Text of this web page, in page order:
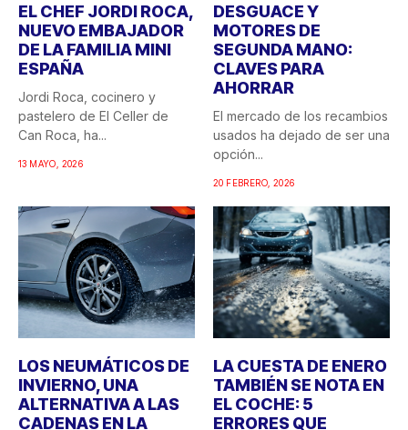
EL CHEF JORDI ROCA,
NUEVO EMBAJADOR
DE LA FAMILIA MINI
ESPAÑA
Jordi Roca, cocinero y
pastelero de El Celler de
Can Roca, ha...
13 MAYO, 2026
DESGUACE Y
MOTORES DE
SEGUNDA MANO:
CLAVES PARA
AHORRAR
El mercado de los recambios
usados ha dejado de ser una
opción...
20 FEBRERO, 2026
LOS NEUMÁTICOS DE
INVIERNO, UNA
ALTERNATIVA A LAS
CADENAS EN LA
LA CUESTA DE ENERO
TAMBIÉN SE NOTA EN
EL COCHE: 5
ERRORES QUE